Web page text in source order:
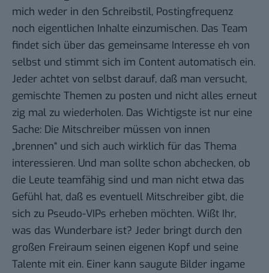
mich weder in den Schreibstil, Postingfrequenz
noch eigentlichen Inhalte einzumischen. Das Team
findet sich über das gemeinsame Interesse eh von
selbst und stimmt sich im Content automatisch ein.
Jeder achtet von selbst darauf, daß man versucht,
gemischte Themen zu posten und nicht alles erneut
zig mal zu wiederholen. Das Wichtigste ist nur eine
Sache: Die Mitschreiber müssen von innen
„brennen“ und sich auch wirklich für das Thema
interessieren. Und man sollte schon abchecken, ob
die Leute teamfähig sind und man nicht etwa das
Gefühl hat, daß es eventuell Mitschreiber gibt, die
sich zu Pseudo-VIPs erheben möchten. Wißt Ihr,
was das Wunderbare ist? Jeder bringt durch den
großen Freiraum seinen eigenen Kopf und seine
Talente mit ein. Einer kann saugute Bilder ingame